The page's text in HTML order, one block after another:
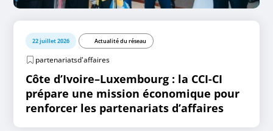
22 juillet 2026 Actualité du réseau
partenariatsd'affaires
Côte d’Ivoire–Luxembourg : la CCI-CI
prépare une mission économique pour
renforcer les partenariats d’affaires